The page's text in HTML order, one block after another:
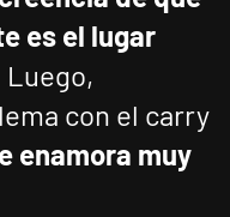
es el lugar
Luego,
con el carry
enamora muy